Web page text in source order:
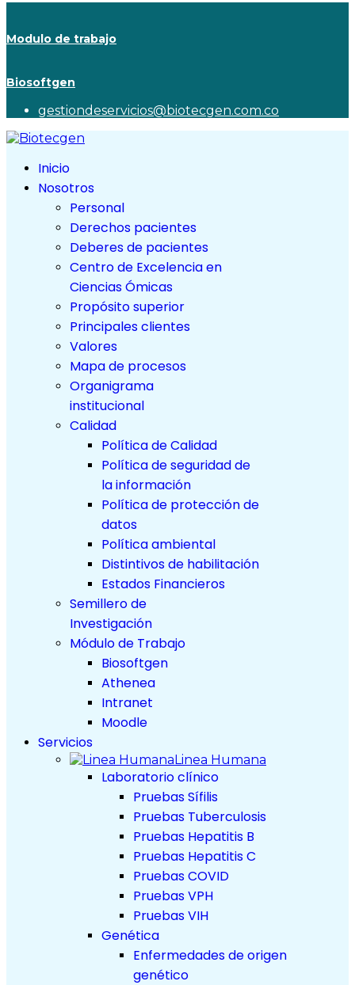
Modulo de trabajo
Biosoftgen
gestiondeservicios@biotecgen.com.co
Inicio
Nosotros
Personal
Derechos pacientes
Deberes de pacientes
Centro de Excelencia en
Ciencias Ómicas
Propósito superior
Principales clientes
Valores
Mapa de procesos
Organigrama
institucional
Calidad
Política de Calidad
Política de seguridad de
la información
Política de protección de
datos
Política ambiental
Distintivos de habilitación
Estados Financieros
Semillero de
Investigación
Módulo de Trabajo
Biosoftgen
Athenea
Intranet
Moodle
Servicios
Linea Humana
Laboratorio clínico
Pruebas Sífilis
Pruebas Tuberculosis
Pruebas Hepatitis B
Pruebas Hepatitis C
Pruebas COVID
Pruebas VPH
Pruebas VIH
Genética
Enfermedades de origen
genético